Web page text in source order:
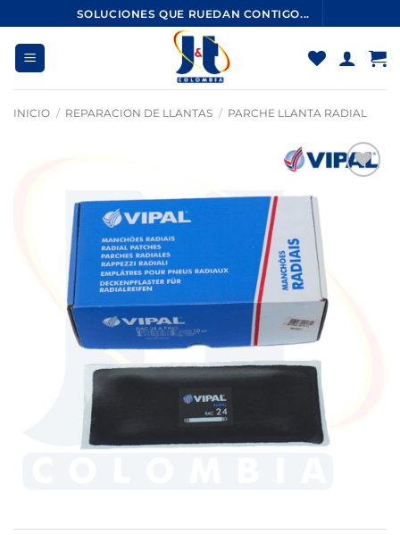
al
contenido
SOLUCIONES QUE RUEDAN CONTIGO...
INICIO / REPARACION DE LLANTAS / PARCHE LLANTA RADIAL